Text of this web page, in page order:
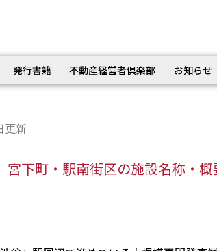
発行書籍 不動産経営者倶楽部 お知らせ
更新
下町・駅南街区の施設名称・概